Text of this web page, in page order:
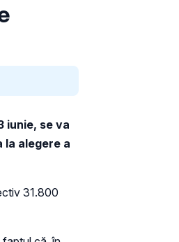
iunie, se va
la alegere a
31.800